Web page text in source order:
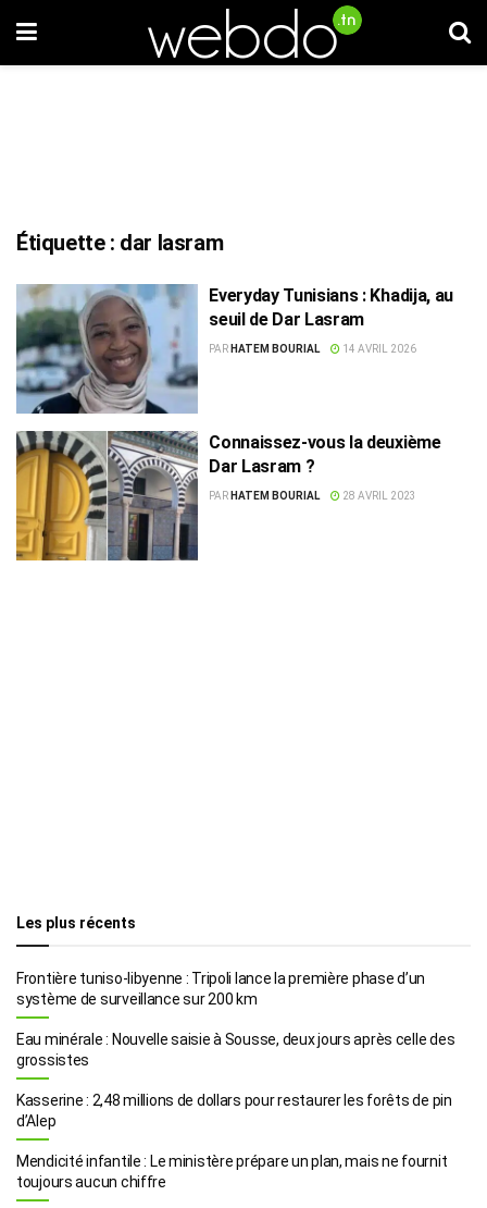
Étiquette : dar lasram
Everyday Tunisians : Khadija, au
seuil de Dar Lasram
PAR HATEM BOURIAL 14 AVRIL 2026
Connaissez-vous la deuxième
Dar Lasram ?
PAR HATEM BOURIAL 28 AVRIL 2023
Les plus récents
Frontière tuniso-libyenne : Tripoli lance la première phase d’un
système de surveillance sur 200 km
Eau minérale : Nouvelle saisie à Sousse, deux jours après celle des
grossistes
Kasserine : 2,48 millions de dollars pour restaurer les forêts de pin
d’Alep
Mendicité infantile : Le ministère prépare un plan, mais ne fournit
toujours aucun chiffre